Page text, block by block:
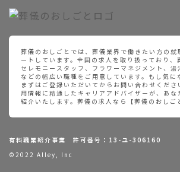
葬儀のおしごとでは、葬儀業界で働きたい方の就
ートしています。全国の求人を取り扱っており、
セレモニースタッフ、フラワーマネジメント、湯
などの幅広い職種をご用意しています。もし気に
まずはご登録いただいてからお問い合わせくださ
用情報に精通したキャリアアドバイザーが、あな
紹介いたします。葬儀の求人なら【葬儀のおしご
有料職業紹介事業 許可番号：13-ユ-306160
©2022 Alley, Inc